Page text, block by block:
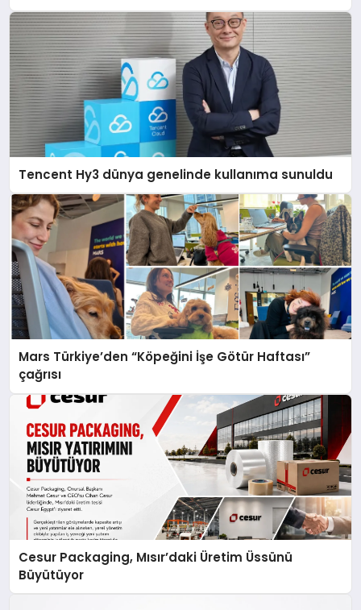
Tencent Hy3 dünya genelinde kullanıma sunuldu
Mars Türkiye’den “Köpeğini İşe Götür Haftası”
çağrısı
Cesur Packaging, Mısır’daki Üretim Üssünü
Büyütüyor